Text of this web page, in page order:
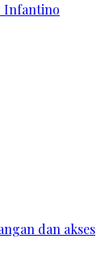
Infantino
dan akses